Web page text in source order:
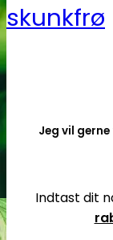
skunkfrø
Jeg vil
Indtast dit